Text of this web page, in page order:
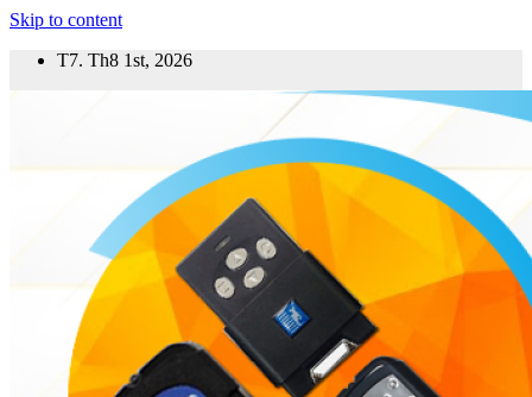
Skip to content
T7. Th8 1st, 2026